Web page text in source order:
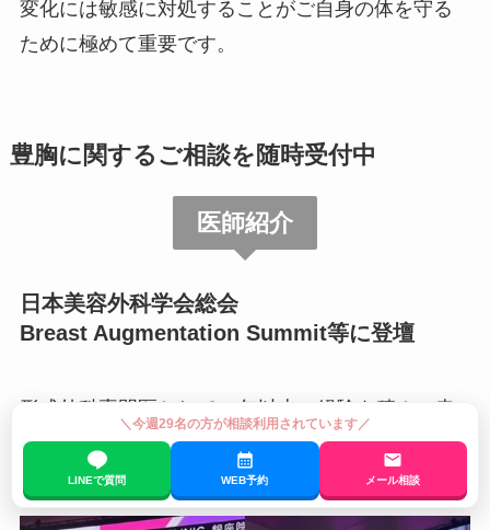
変化には敏感に対処することがご自身の体を守る
ために極めて重要です。
豊胸に関するご相談を随時受付中
医師紹介
日本美容外科学会総会
Breast Augmentation Summit等に登壇
形成外科専門医として15年以上の経験を積み、幸
いなことに同業のプロの医師たちからも技術を認
めていただけるようになりました。
＼今週29名の方が相談利用されています／
LINEで質問 WEB予約 メール相談